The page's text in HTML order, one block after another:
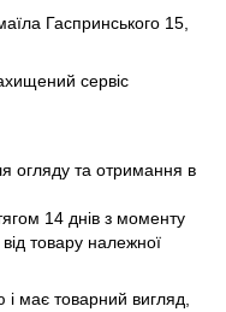
Гаспринського 15,
сервіс
огляду та отримання в
14 днів з моменту
товару належної
має товарний вигляд,